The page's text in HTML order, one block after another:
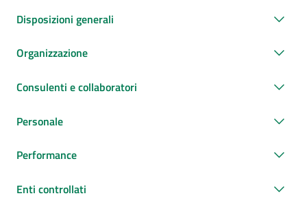
Disposizioni generali
Organizzazione
Consulenti e collaboratori
Personale
Performance
Enti controllati